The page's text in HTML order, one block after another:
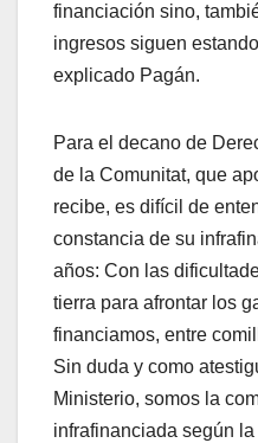
financiación sino,
ingresos siguen
explicado Pagán.
Para el decano de
de la Comunitat, que
recibe, es difícil de
constancia de su
años: Con las
tierra para afrontar los
financiamos, entre
Sin duda y como
Ministerio, somos la
infrafinanciada según la